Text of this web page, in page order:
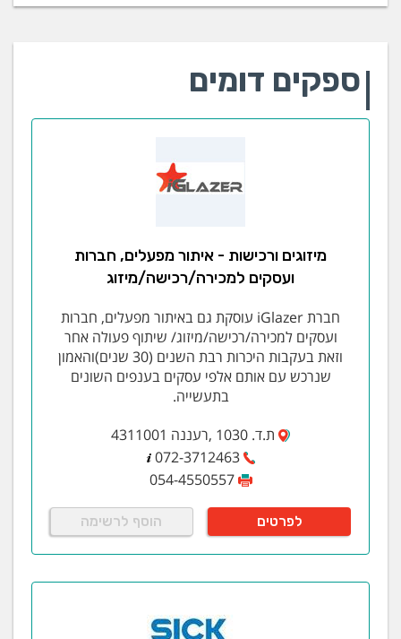
ספקים דומים
מיזוגים ורכישות - איתור מפעלים, חברות
ועסקים למכירה/רכישה/מיזוג
חברת iGlazer עוסקת גם באיתור מפעלים, חברות
ועסקים למכירה/רכישה/מיזוג/ שיתוף פעולה אחר
וזאת בעקבות היכרות רבת השנים (30 שנים)והאמון
שנרכש עם אותם אלפי עסקים בענפים השונים
בתעשייה.
ת.ד. 1030 ,רעננה 4311001
072-3712463
054-4550557
לפרטים הוסף לרשימה